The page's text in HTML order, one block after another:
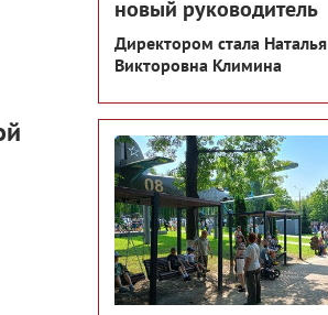
новый руководитель
Директором стала Наталья
Викторовна Климина